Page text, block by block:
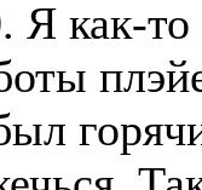
Я как-то